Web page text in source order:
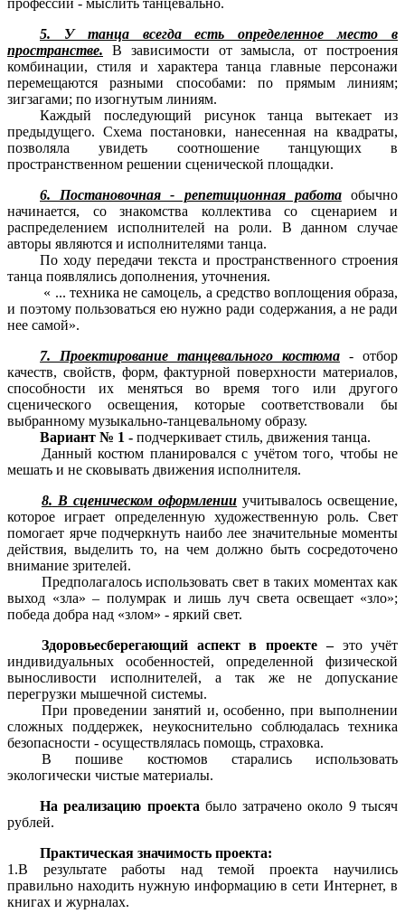
5. У танца всегда есть определенное место в
пространстве. В зависимости от замысла, от построения
комбинации, стиля и характера танца главные персонажи
перемещаются разными способами: по прямым линиям;
зигзагами; по изогнутым линиям.
Каждый последующий рисунок танца вытекает из
предыдущего. Схема постановки, нанесенная на квадраты,
позволяла увидеть соотношение танцующих в
пространственном решении сценической площадки.
6. Постановочная - репетиционная работаобычно
начинается, со знакомства коллектива со сценарием и
распределением исполнителей на роли. В данном случае
авторы являются и исполнителями танца.
По ходу передачи текста и пространственного строения
танца появлялись дополнения, уточнения.
« ... техника не самоцель, а средство воплощения образа,
и поэтому пользоваться ею нужно ради содержания, а не ради
нее самой».
7. Проектирование танцевального костюма - отбор
качеств, свойств, форм, фактурной поверхности материалов,
способности их меняться во время того или другого
сценического освещения, которые соответствовали бы
выбранному музыкально-танцевальному образу.
Вариант № 1 - подчеркивает стиль, движения танца.
Данный костюм планировался с учётом того, чтобы не
мешать и не сковывать движения исполнителя.
8. В сценическом оформлении учитывалось освещение,
которое играет определенную художественную роль. Свет
помогает ярче подчеркнуть наибо лее значительные моменты
действия, выделить то, на чем должно быть сосредоточено
внимание зрителей.
Предполагалось использовать свет в таких моментах как
выход «зла» – полумрак и лишь луч света освещает «зло»;
победа добра над «злом» - яркий свет.
Здоровьесберегающий аспект в проекте – это учёт
индивидуальных особенностей, определенной физической
выносливости исполнителей, а так же не допускание
перегрузки мышечной системы.
При проведении занятий и, особенно, при выполнении
сложных поддержек, неукоснительно соблюдалась техника
безопасности - осуществлялась помощь, страховка.
В пошиве костюмов старались использовать
экологически чистые материалы.
На реализацию проекта было затрачено около 9 тысяч
рублей.
Практическая значимость проекта:
1.В результате работы над темой проекта научились
правильно находить нужную информацию в сети Интернет, в
книгах и журналах.